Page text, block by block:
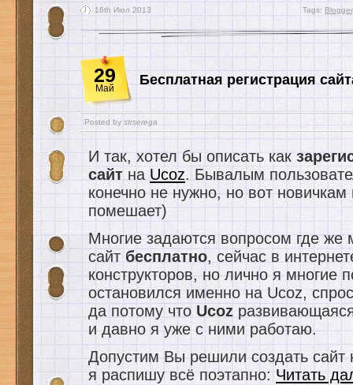
16th Июл 2013 Tags: Blogger
29
Май
Бесплатная регистрация
Posted by strserega
И так, хотел бы описать как
сайт на Ucoz. Бывалым
конечно не нужно, но вот новичкам
помешает)
Многие задаются вопросом где же
сайт бесплатно, сейчас в
конструкторов, но лично я многие
остановился именно на Ucoz,
да потому что Ucoz
и давно я уже с ними работаю.
Допустим Вы решили создать сайт
я распишу всё поэтапно:Читать